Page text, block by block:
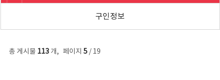
구인정보
총 게시물 113개, 페이지 5/ 19